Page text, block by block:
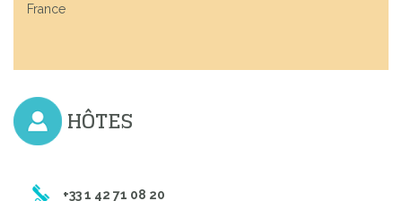
France
HÔTES
+33 1 42 71 08 20